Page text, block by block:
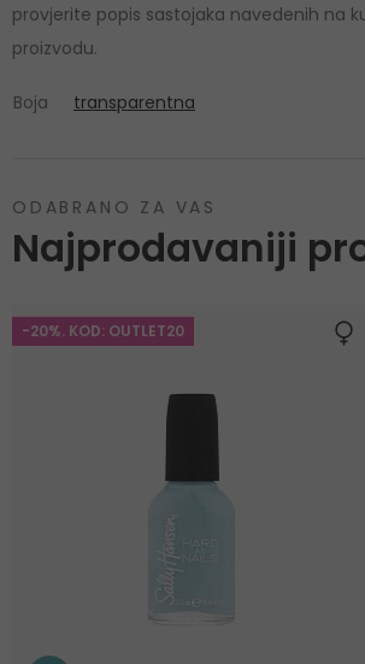
provjerite popis sastojaka navedenih na
proizvodu.
Boja transparentna
ODABRANO ZA VAS
Najprodavaniji
-20%. KOD: OUTLET20